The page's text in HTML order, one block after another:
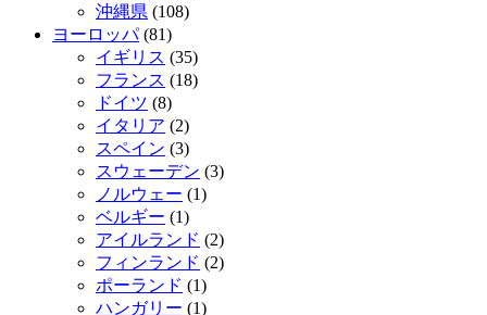
沖縄県 (108)
ヨーロッパ(81)
イギリス (35)
フランス (18)
ドイツ (8)
イタリア (2)
スペイン (3)
スウェーデン (3)
ノルウェー (1)
ベルギー (1)
アイルランド (2)
フィンランド (2)
ポーランド (1)
ハンガリー (1)